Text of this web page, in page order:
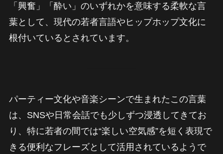
「興奮」「酔い」のいずれかを意味する柔軟な言
葉として、現代の若者言語やヒップホップ文化に
根付いているとされています。
パーティー文化や音楽シーンで生まれたこの言葉
は、SNSや日常会話でも少しずつ浸透してきてお
り、特に若者の間では“楽しい空気感”を短く表現で
きる便利なフレーズとして活用されているようで